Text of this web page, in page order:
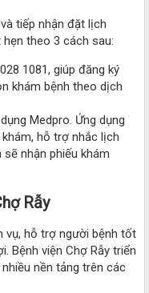
tiếp nhận đặt lịch
theo 3 cách sau:
1081, giúp đăng ký
khám bệnh theo dịch
Medpro. Ứng dụng
hỗ trợ nhắc lịch
sẽ nhận phiếu khám
Rẫy
vụ, hỗ trợ người bệnh tốt
Bệnh viện Chợ Rẫy triển
nền tảng trên các